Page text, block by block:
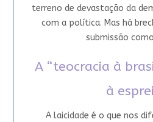
terreno de devastação da
com a política. Mas há
submissão
A “teocracia à
à
A laicidade é o que nos